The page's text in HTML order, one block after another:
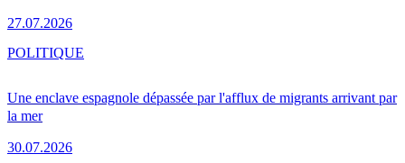
27.07.2026
Une enclave espagnole dépassée par l'afflux de migrants arrivant par
la mer
30.07.2026
POLITIQUE